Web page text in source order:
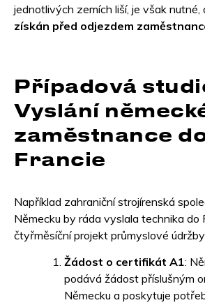
jednotlivých zemích liší, je však nutné,
získán před odjezdem
Případová
Vyslání
zaměstnance
Francie
Například zahraniční strojírenská
Německu by ráda vyslala technika do
čtyřměsíční projekt průmyslové
Žádost o certifikát A1:
podává žádost příslušným
Německu a poskytuje